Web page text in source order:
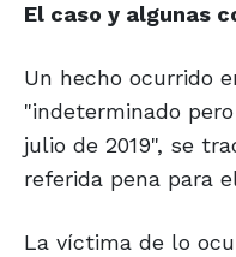
El caso y algunas
Un hecho ocurrido
"indeterminado
julio de 2019", se
referida pena para
La víctima de lo